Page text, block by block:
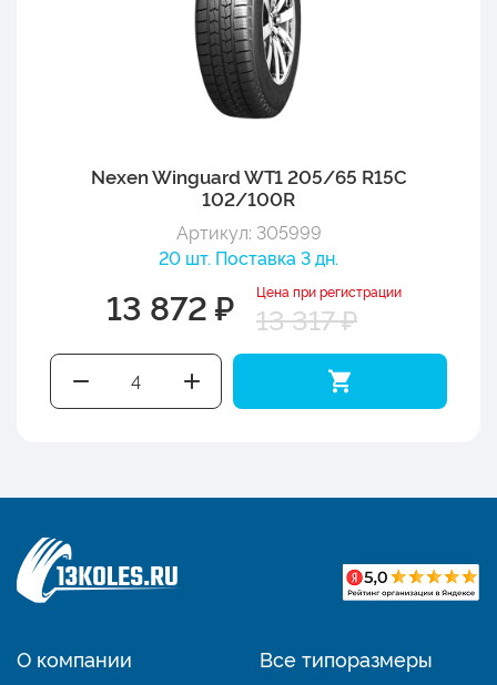
Nexen Winguard WT1 205/65 R15C
102/100R
Артикул: 305999
20 шт. Поставка 3 дн.
13 872 ₽ Цена при регистрации
13 317 ₽
О компании
Все типоразмеры